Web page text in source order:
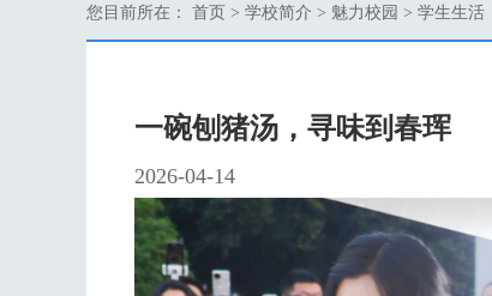
您目前所在： 首页 > 学校简介 > 魅力校园 > 学生生活
一碗刨猪汤，寻味到春珲
2026-04-14